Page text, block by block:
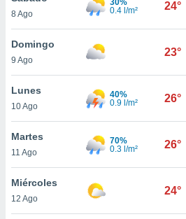
de
cookies
aceptar
8 Ago
0.4 l/m²
24°
Domingo
9 Ago
23°
Lunes
10 Ago
40%
0.9 l/m²
26°
Martes
11 Ago
70%
0.3 l/m²
26°
Miércoles
12 Ago
24°